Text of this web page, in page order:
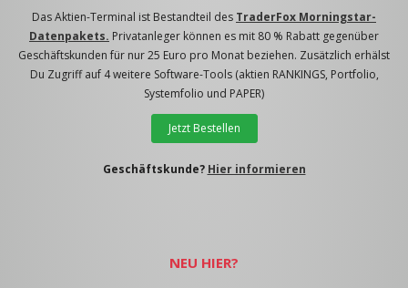
Das Aktien-Terminal ist Bestandteil des TraderFox Morningstar-
Datenpakets. Privatanleger können es mit 80 % Rabatt gegenüber
Geschäftskunden für nur 25 Euro pro Monat beziehen. Zusätzlich erhälst
Du Zugriff auf 4 weitere Software-Tools (aktien RANKINGS, Portfolio,
Systemfolio und PAPER)
Jetzt Bestellen
Geschäftskunde? Hier informieren
NEU HIER?